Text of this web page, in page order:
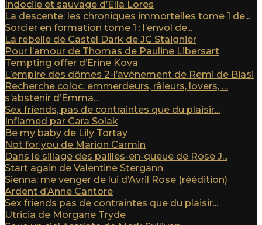
Indocile et sauvage d’Ella Lores
La descente: les chroniques immortelles tome 1 de...
Sorcier en formation tome 1 : l’envol de...
La rebelle de Castel Dark de JC Staignier
Pour l’amour de Thomas de Pauline Libersart
Tempting offer d’Erine Kova
L’empire des dômes 2-l’avènement de Remi de Biasi
Recherche coloc: emmerdeurs, râleurs, lovers, …
s’abstenir d’Emma...
Sex friends, pas de contraintes que du plaisir...
Inflamed par Cara Solak
Be my baby de Lily Tortay
Not for you de Marion Carmin
Dans le sillage des pailles-en-queue de Rose J...
Start again de Valentine Stergann
Sienna: me venger de lui d’Avril Rose (réédition)
Ardent d’Anne Cantore
Sex friends pas de contraintes que du plaisir...
Utricia de Morgane Tryde